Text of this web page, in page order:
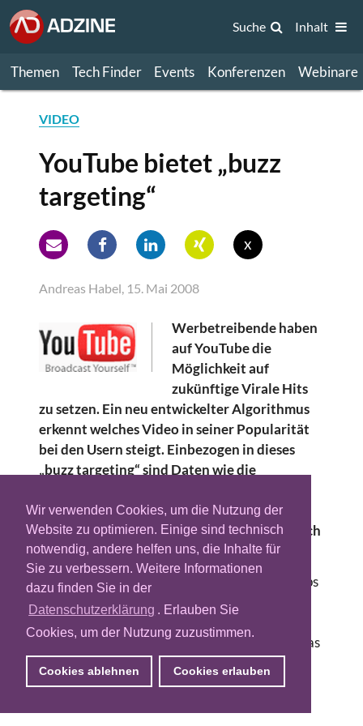
Wir verwenden Cookies, um die Nutzung der
Website zu optimieren. Einige sind technisch
notwendig, andere helfen uns, die Inhalte für
Sie zu verbessern. Weitere Informationen
dazu finden Sie in der
Datenschutzerklärung . Erlauben Sie
Cookies, um der Nutzung zuzustimmen.
Cookies ablehnen Cookies erlauben
Themen Tech Finder Events Konferenzen Webinare
Suche Inhalt
VIDEO
YouTube bietet „buzz
targeting“
x
Andreas Habel, 15. Mai 2008
Werbetreibende haben
auf YouTube die
Möglichkeit auf
zukünftige Virale Hits
zu setzen. Ein neu entwickelter Algorithmus
erkennt welches Video in seiner Popularität
bei den Usern steigt. Einbezogen in dieses
„buzz targeting“ sind Daten wie die
Favorisierung durch Nutzer und auch die
Bewertungen die ein Clip erhält. Es sollen sich
so gezielt in-video ads platzieren lassen.
Diese Werbeform lässt sich jedoch nur bei Clips
von offiziellen YouTube Content-Partnern
nutzen. Das Angebot beschränkt sich also nur
auf professionelle Inhalte. Vor kurzem hatte das
zu Google gehörige Videoportal weitere
Analytics-Produkte vorgestellt, die ein